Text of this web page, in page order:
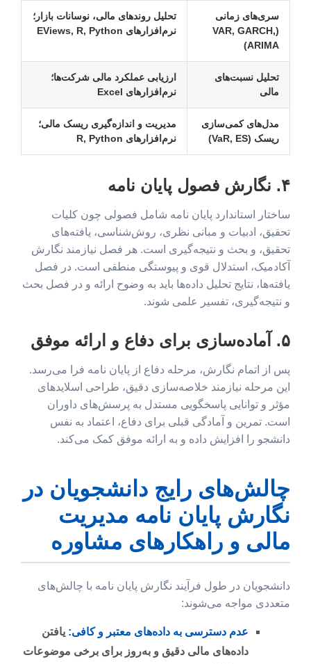
سری‌های زمانی
(VAR, GARCH,
ARIMA)
تحلیل روندهای مالی، نوسانات بازار؛
نرم‌افزارهای EViews, R, Python
تحلیل نسبت‌های
مالی
ارزیابی عملکرد مالی شرکت‌ها؛
نرم‌افزارهای Excel
مدل‌های کمی‌سازی
ریسک (VaR, ES)
مدیریت و اندازه‌گیری ریسک مالی؛
نرم‌افزارهای R, Python
۴. نگارش فصول پایان نامه
ساختار استاندارد پایان نامه شامل فصولی چون کلیات
تحقیق، ادبیات و مبانی نظری، روش‌شناسی، یافته‌های
تحقیق، و بحث و نتیجه‌گیری است. هر فصل نیازمند نگارش
آکادمیک، استدلال قوی و پیوستگی منطقی است. در فصل
یافته‌ها، نتایج تحلیل داده‌ها باید به وضوح ارائه و در فصل بحث
و نتیجه‌گیری، تفسیر علمی شوند.
۵. آماده‌سازی برای دفاع و ارائه موفق
پس از اتمام نگارش، مرحله دفاع از پایان نامه فرا می‌رسد.
این مرحله نیازمند خلاصه‌سازی دقیق، طراحی اسلایدهای
مؤثر و توانایی پاسخگویی مستدل به پرسش‌های داوران
است. تمرین و آمادگی قبلی برای دفاع، اعتماد به نفس
دانشجو را افزایش داده و به ارائه موفق کمک می‌کند.
چالش‌های رایج دانشجویان در
نگارش پایان نامه مدیریت
مالی و راهکارهای مشاوره
دانشجویان در طول فرآیند نگارش پایان نامه با چالش‌های
متعددی مواجه می‌شوند:
عدم دسترسی به داده‌های معتبر و کافی: یافتن
داده‌های مالی دقیق و به‌روز برای برخی موضوعات